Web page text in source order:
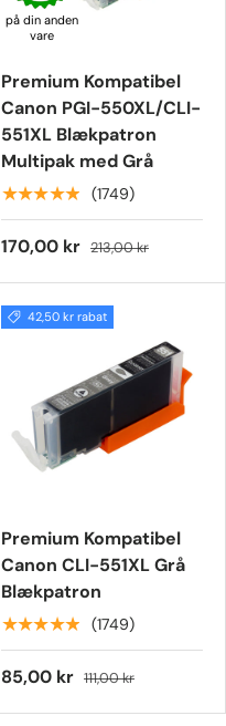
på din anden
vare
Premium Kompatibel
Canon PGI-550XL/CLI-
551XL Blækpatron
Multipak med Grå
★★★★★ (1749)
170,00 kr 213,00 kr
42,50 kr rabat
Premium Kompatibel
Canon CLI-551XL Grå
Blækpatron
★★★★★ (1749)
85,00 kr 111,00 kr